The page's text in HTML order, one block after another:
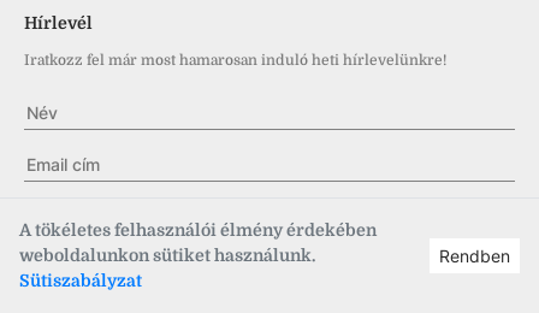
A tökéletes felhasználói élmény érdekében
weboldalunkon sütiket használunk.
Sütiszabályzat
Rendben
Hírlevél
Iratkozz fel már most hamarosan induló heti hírlevelünkre!
hozzájárulok ahhoz, a Fehérvár Médiacentrum Kft. hírlevelet
küldjön, és ehhez kapcsolódóan felhasználói fiókot hozzon létre.